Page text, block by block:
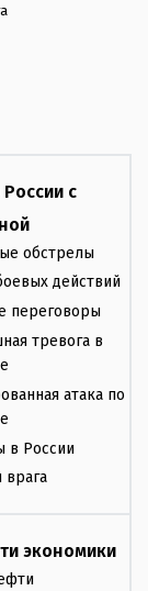
с
обстрелы
действий
переговоры
тревога в
атака по
в России
врага
экономики